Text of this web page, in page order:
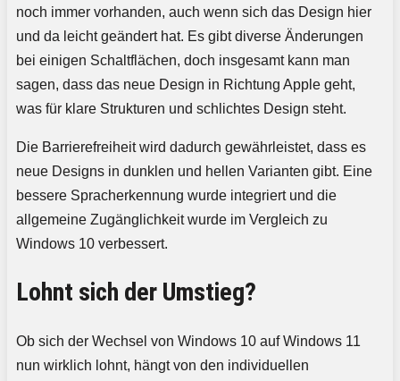
noch immer vorhanden, auch wenn sich das Design hier
und da leicht geändert hat. Es gibt diverse Änderungen
bei einigen Schaltflächen, doch insgesamt kann man
sagen, dass das neue Design in Richtung Apple geht,
was für klare Strukturen und schlichtes Design steht.
Die Barrierefreiheit wird dadurch gewährleistet, dass es
neue Designs in dunklen und hellen Varianten gibt. Eine
bessere Spracherkennung wurde integriert und die
allgemeine Zugänglichkeit wurde im Vergleich zu
Windows 10 verbessert.
Lohnt sich der Umstieg?
Ob sich der Wechsel von Windows 10 auf Windows 11
nun wirklich lohnt, hängt von den individuellen